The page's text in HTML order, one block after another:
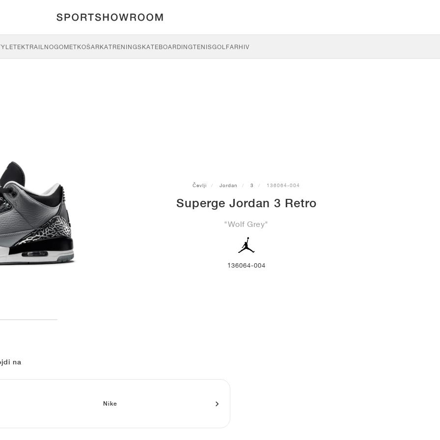
TEKTRAILNOGOMETKOŠARKATRENINGSKATEBOARDINGTENISGOLFARHIV
Čevlji Jordan 3 136064-004
Superge Jordan 3 Retro
"Wolf Grey"
136064-004
na
Nike